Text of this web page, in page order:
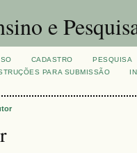
e
CADASTRO
PESQUISA
PARA SUBMISSÃO